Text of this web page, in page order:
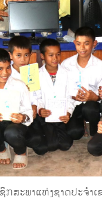
າແຫ່ງຊາດປະຈໍາເຂ